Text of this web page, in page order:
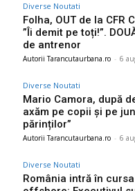
Diverse Noutati
Folha, OUT de la CFR
”Îi demit pe toți!”.
de antrenor
Autorii Tarancutaurbana.ro - 6
Diverse Noutati
Mario Camora, după
axăm pe copii și pe
părinților”
Autorii Tarancutaurbana.ro - 6
Diverse Noutati
România intră în